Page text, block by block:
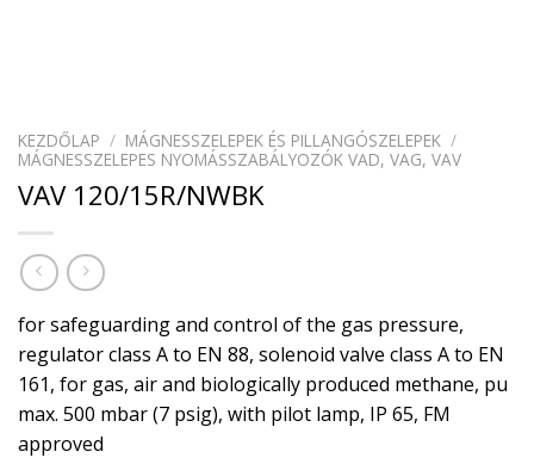
KEZDŐLAP / MÁGNESSZELEPEK ÉS PILLANGÓSZELEPEK /
MÁGNESSZELEPES NYOMÁSSZABÁLYOZÓK VAD, VAG, VAV
VAV 120/15R/NWBK
for safeguarding and control of the gas pressure,
regulator class A to EN 88, solenoid valve class A to EN
161, for gas, air and biologically produced methane, pu
max. 500 mbar (7 psig), with pilot lamp, IP 65, FM
approved